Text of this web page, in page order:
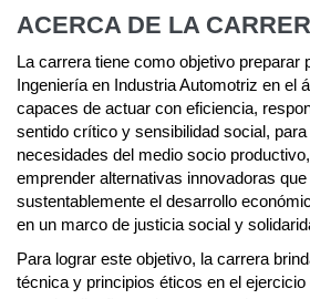
ACERCA DE LA
La carrera tiene como objetivo preparar
Ingeniería en Industria Automotriz en el
capaces de actuar con eficiencia,
sentido crítico y sensibilidad social,
necesidades del medio socio
emprender alternativas innovadoras
sustentablemente el desarrollo
en un marco de justicia social y
Para lograr este objetivo, la carrera
técnica y principios éticos en el